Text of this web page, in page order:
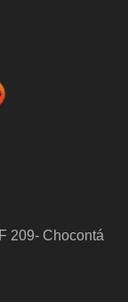
209- Chocontá